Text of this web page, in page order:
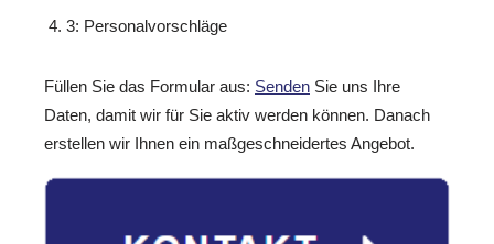
3: Personalvorschläge
Füllen Sie das Formular aus: Senden Sie uns Ihre
Daten, damit wir für Sie aktiv werden können. Danach
erstellen wir Ihnen ein maßgeschneidertes Angebot.